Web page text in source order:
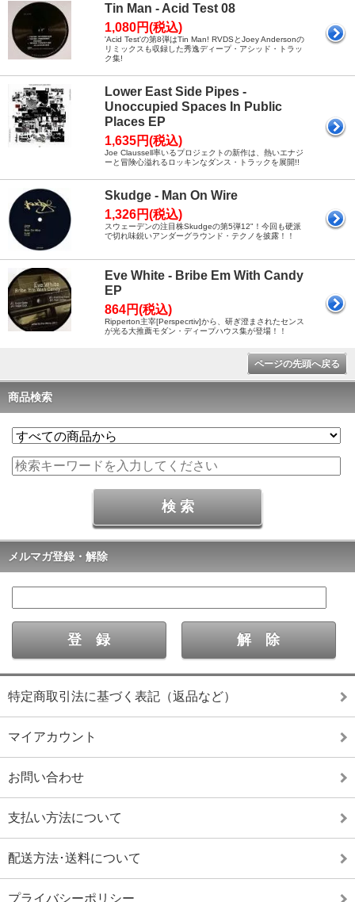
Tin Man - Acid Test 08
1,080円(税込)
'Acid Test'の第8弾はTin Man! RVDSとJoey Andersonの
リミックスも収録した秀逸ディープ・アシッド・トラッ
ク集!
Lower East Side Pipes -
Unoccupied Spaces In Public
Places EP
1,635円(税込)
Joe Claussell率いるプロジェクトの新作は、熱いエナジ
ーと冒険心溢れるロッキンなダンス・トラックを展開!!
Skudge - Man On Wire
1,326円(税込)
スウェーデンの注目株Skudgeの第5弾12"！今回も硬派
で切れ味鋭いアンダーグラウンド・テクノを披露！！
Eve White - Bribe Em With Candy
EP
864円(税込)
Ripperton主宰[Perspecrtiv]から、研ぎ澄まされたセンス
が光る大推薦モダン・ディープハウス集が登場！！
ページの先頭へ戻る
商品検索
メルマガ登録・解除
特定商取引法に基づく表記（返品など）
マイアカウント
お問い合わせ
支払い方法について
配送方法･送料について
プライバシーポリシー